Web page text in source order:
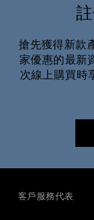
史瑞
春夏季餐
迪士尼
搶先獲得新款
家優惠的最新
次線上購買時
客戶服務代表